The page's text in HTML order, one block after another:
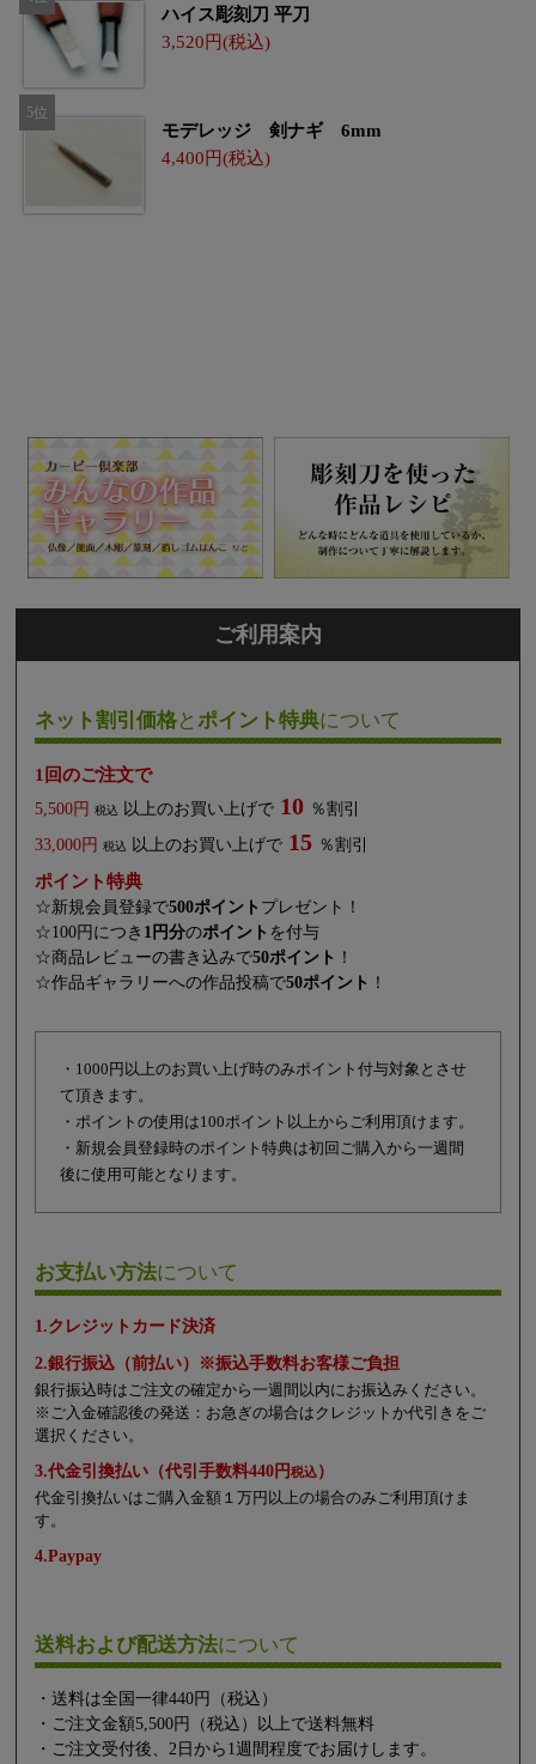
ハイス彫刻刀 平刀
3,520
モデレッジ 剣ナギ 6mm
4,400
ご利用案内
ネット割引価格とポイント特典について
1回のご注文で
5,500円 税込 以上のお買い上げで 10 ％割引
33,000円
税込 以上のお買い上げで 15 ％割引
ポイント特典
☆新規会員登録で500ポイント プレゼント！
☆100円につき 1円分のポイント を付与
☆商品レビューの書き込みで50ポイント ！
☆作品ギャラリーへの作品投稿で50ポイント ！
・1000円以上のお買い上げ時のみポイント付与対象とさせ
て頂きます。
・ポイントの使用は100ポイント以上からご利用頂けます。
・新規会員登録時のポイント特典は初回ご購入から一週間
後に使用可能となります。
お支払い方法について
1.クレジットカード決済
2.銀行振込（前払い）※振込手数料お客様ご負担
銀行振込時はご注文の確定から一週間以内にお振込みください。
※ご入金確認後の発送：お急ぎの場合はクレジットか代引きをご
選択ください。
3.代金引換払い（代引手数料440円税込）
代金引換払いはご購入金額１万円以上の場合のみご利用頂けま
す。
4.Paypay
送料および配送方法について
・送料は全国一律440円（税込）
・ご注文金額5,500円（税込）以上で送料無料
・ご注文受付後、2日から1週間程度でお届けします。